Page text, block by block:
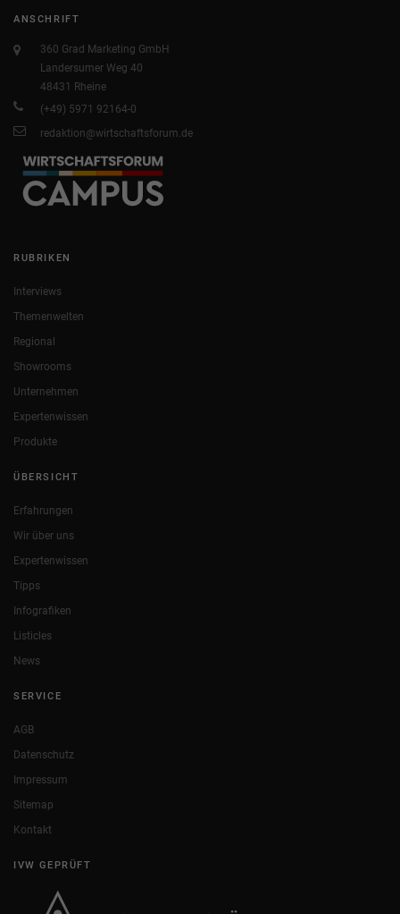
ANSCHRIFT
360 Grad Marketing GmbH
Landersumer Weg 40
48431 Rheine
(+49) 5971 92164-0
redaktion@wirtschaftsforum.de
RUBRIKEN
Interviews
Themenwelten
Regional
Showrooms
Unternehmen
Expertenwissen
Produkte
ÜBERSICHT
Erfahrungen
Wir über uns
Expertenwissen
Tipps
Infografiken
Listicles
News
SERVICE
AGB
Datenschutz
Impressum
Sitemap
Kontakt
IVW GEPRÜFT